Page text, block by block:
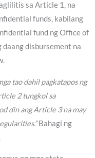
sa Article 1, na
funds, kabilang
fund ng Office of
disbursement na
tao dahil pagkatapos ng
2 tungkol sa
din ang Article 3 na may
Bahagi ng